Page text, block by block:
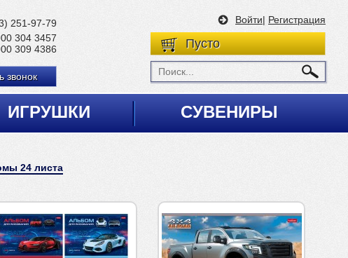
251-97-79
304 3457
309 4386
звонок
Войти| Регистрация
Пусто
ИГРУШКИ СУВЕНИРЫ
24 листа